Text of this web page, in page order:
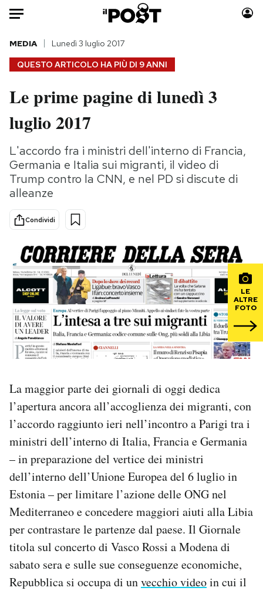
HOME
Italia
Politica
Tecnologia
Internet
Scienza
Cultura
Economia
Moda
Storie/Idee
Ok Boomer!
Media
PODCAST
NEWSLETTER
SHOP
CALENDARIO
AREA PERSONALE
Area Personale
Newsletter
Notifiche mobile
Regala il Post
Hai bisogno di aiuto?
Esci
QUESTO ARTICOLO HA PIÙ DI 9 ANNI
MEDIA Lunedì 3 luglio 2017
Le prime pagine di lunedì 3
luglio 2017
L'accordo fra i ministri dell'interno di Francia,
Germania e Italia sui migranti, il video di
Trump contro la CNN, e nel PD si discute di
alleanze
Condividi
LE
ALTRE
FOTO
La maggior parte dei giornali di oggi dedica
l’apertura ancora all’accoglienza dei migranti, con
l’accordo raggiunto ieri nell’incontro a Parigi tra i
ministri dell’interno di Italia, Francia e Germania
– in preparazione del vertice dei ministri
dell’interno dell’Unione Europea del 6 luglio in
Estonia – per limitare l’azione delle ONG nel
Mediterraneo e concedere maggiori aiuti alla Libia
per contrastare le partenze dal paese. Il Giornale
titola sul concerto di Vasco Rossi a Modena di
sabato sera e sulle sue conseguenze economiche,
Repubblica si occupa di unvecchio videoin cui il